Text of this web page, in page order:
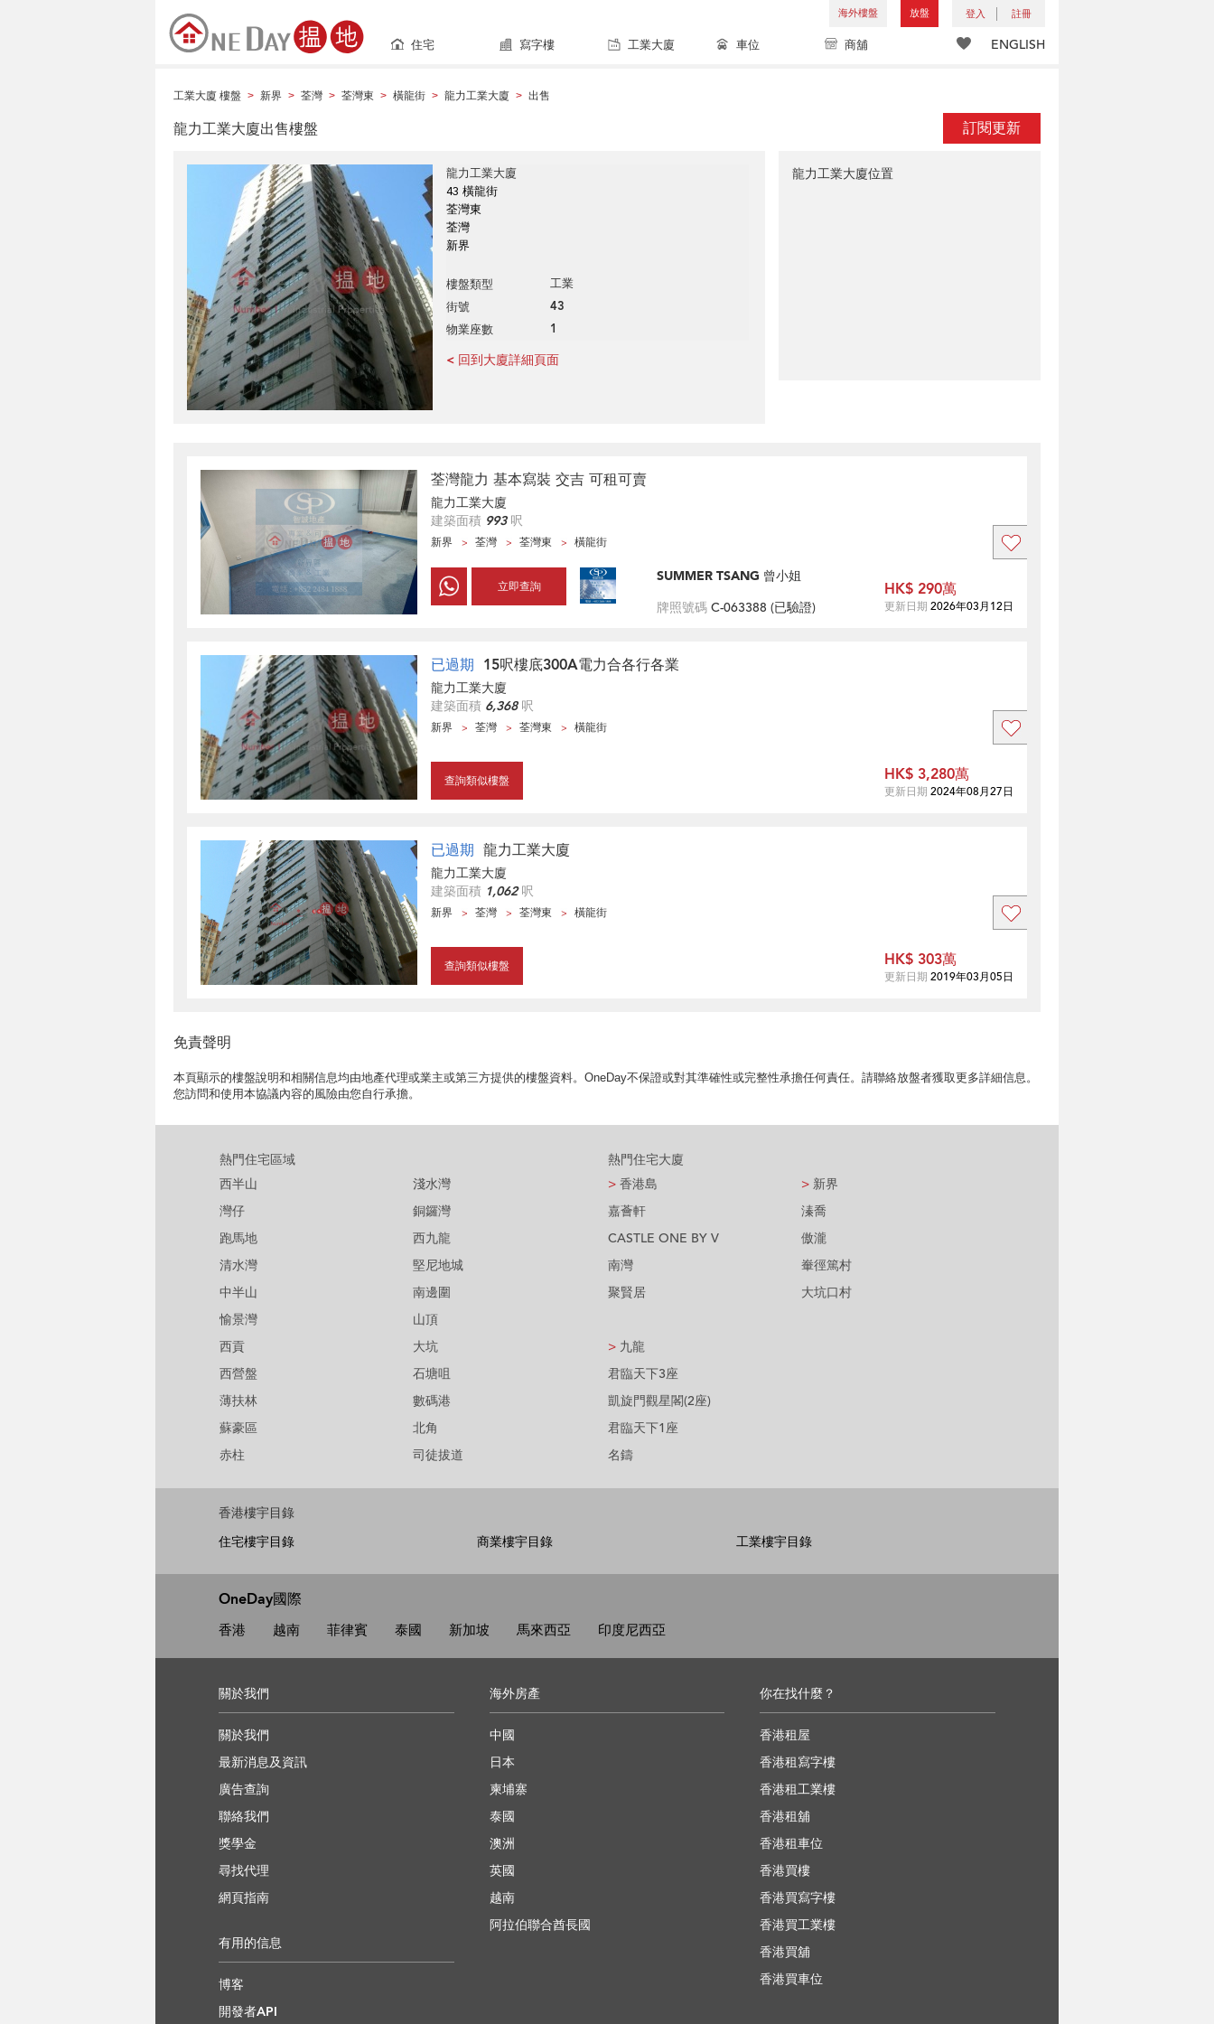
海外樓盤 放盤 登入 註冊
ENGLISH
住宅 寫字樓 工業大廈 車位 商舖
工業大廈 樓盤 > 新界 > 荃灣 > 荃灣東 > 橫龍街 > 龍力工業大廈 > 出售
訂閱更新
龍力工業大廈出售樓盤
龍力工業大廈
43 橫龍街
荃灣東
荃灣
新界
樓盤類型 工業
街號 43
物業座數 1
< 回到大廈詳細頁面
龍力工業大廈位置
荃灣龍力 基本寫裝 交吉 可租可賣
龍力工業大廈
建築面積 993呎
新界 荃灣 荃灣東 橫龍街
立即查詢
SUMMER TSANG 曾小姐
牌照號碼 C-063388 (已驗證)
HK$ 290萬
更新日期 2026年03月12日
已過期 15呎樓底300A電力合各行各業
龍力工業大廈
建築面積 6,368呎
新界 荃灣 荃灣東 橫龍街
查詢類似樓盤 HK$ 3,280萬
更新日期 2024年08月27日
已過期 龍力工業大廈
龍力工業大廈
建築面積 1,062呎
新界 荃灣 荃灣東 橫龍街
查詢類似樓盤 HK$ 303萬
更新日期 2019年03月05日
免責聲明
本頁顯示的樓盤說明和相關信息均由地產代理或業主或第三方提供的樓盤資料。OneDay不保證或對其準確性或完整性承擔任何責任。請聯絡放盤者獲取更多詳細信息。
您訪問和使用本協議內容的風險由您自行承擔。
熱門住宅區域
西半山
灣仔
跑馬地
清水灣
中半山
愉景灣
西貢
西營盤
薄扶林
蘇豪區
赤柱
淺水灣
銅鑼灣
西九龍
堅尼地城
南邊圍
山頂
大坑
石塘咀
數碼港
北角
司徒拔道
熱門住宅大廈
> 香港島
嘉薈軒
CASTLE ONE BY V
南灣
聚賢居
> 九龍
君臨天下3座
凱旋門觀星閣(2座)
君臨天下1座
名鑄
> 新界
溱喬
傲瀧
輋徑篤村
大坑口村
香港樓宇目錄
住宅樓宇目錄
商業樓宇目錄 工業樓宇目錄
OneDay國際
香港 越南 菲律賓 泰國 新加坡 馬來西亞 印度尼西亞
關於我們
關於我們
最新消息及資訊
廣告查詢
聯絡我們
獎學金
尋找代理
網頁指南
有用的信息
博客
開發者API
海外房產
中國
日本
柬埔寨
泰國
澳洲
英國
越南
阿拉伯聯合酋長國
你在找什麼？
香港租屋
香港租寫字樓
香港租工業樓
香港租舖
香港租車位
香港買樓
香港買寫字樓
香港買工業樓
香港買舖
香港買車位